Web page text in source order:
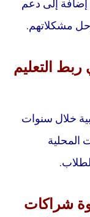
إلى دعم
مشكلاتهم.
التعليم
خلال سنوات
المحلية
شراكات